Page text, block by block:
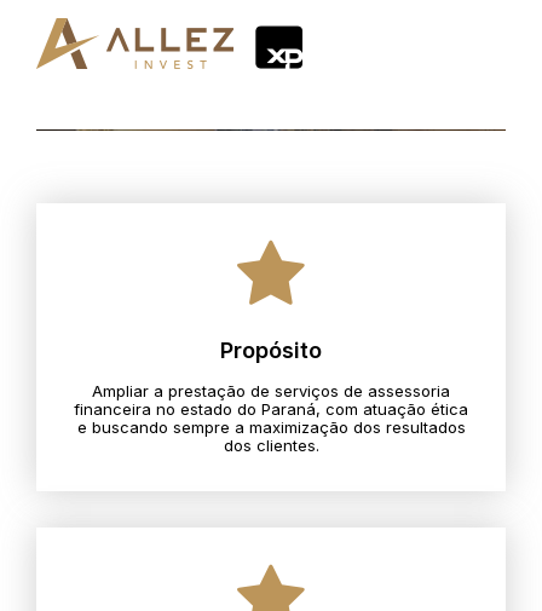
Propósito
Ampliar a prestação de serviços de assessoria
financeira no estado do Paraná, com atuação ética
e buscando sempre a maximização dos resultados
dos clientes.